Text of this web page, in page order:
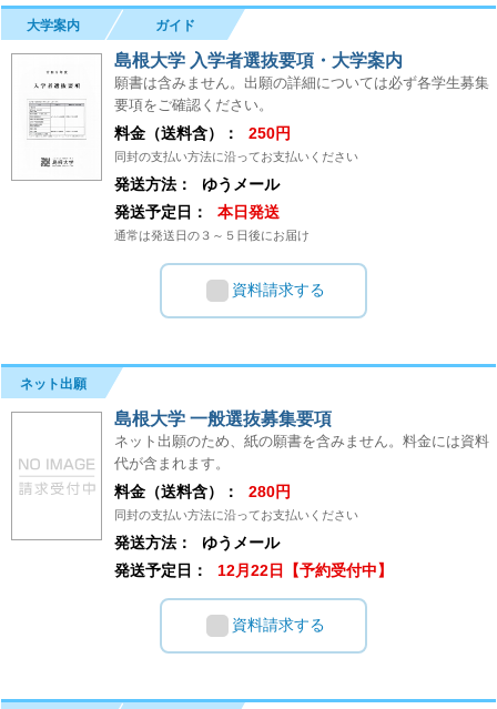
大学案内 ガイド
島根大学 入学者選抜要項・大学案内
願書は含みません。出願の詳細については必ず各学生募集
要項をご確認ください。
料金（送料含）： 250円
同封の支払い方法に沿ってお支払いください
発送方法：
ゆうメール
発送予定日：
本日発送
通常は発送日の３～５日後にお届け
資料請求する
ネット出願
島根大学 一般選抜募集要項
ネット出願のため、紙の願書を含みません。料金には資料
代が含まれます。
料金（送料含）： 280円
同封の支払い方法に沿ってお支払いください
発送方法：
ゆうメール
発送予定日：
12月22日【予約受付中】
資料請求する